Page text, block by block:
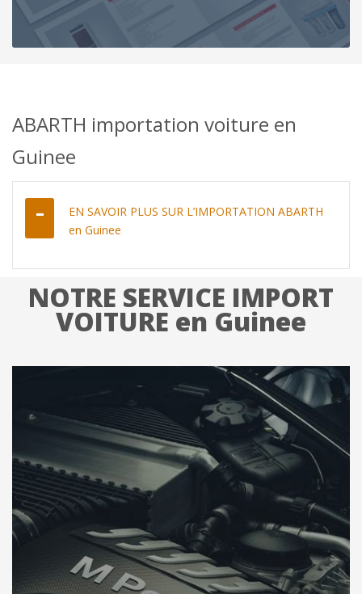
ABARTH importation voiture en
Guinee
EN SAVOIR PLUS SUR L’IMPORTATION ABARTH
en Guinee
NOTRE SERVICE IMPORT
VOITURE en Guinee